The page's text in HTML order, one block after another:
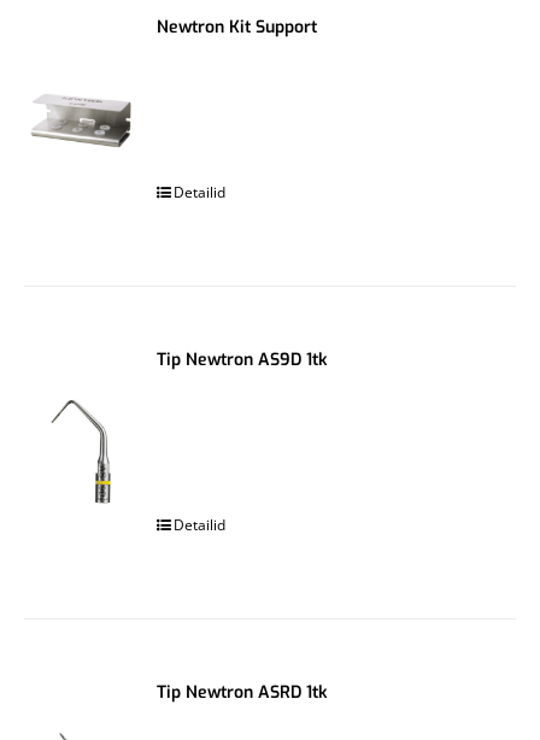
Newtron Kit Support
Detailid
Tip Newtron AS9D 1tk
Detailid
Tip Newtron ASRD 1tk